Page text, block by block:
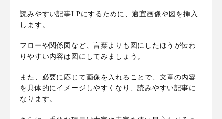
読みやすい記事LPにするために、適宜画像や図を挿入
します。
フローや関係図など、言葉よりも図にしたほうが伝わ
りやすい内容は図にしてみましょう。
また、必要に応じて画像を入れることで、文章の内容
を具体的にイメージしやすくなり、読みやすい記事に
なります。